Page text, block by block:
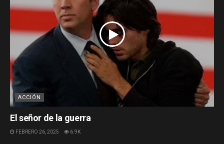
ACCIÓN
El señor de la guerra
FEBRERO 26, 2025 6.9K